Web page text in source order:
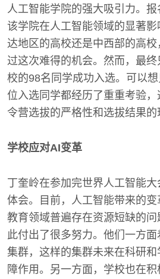
人工智能学院的强大吸引力。
该学院在人工智能领域的显著
达地区的高校还是中西部的高
过这次难得的机会。然而，最
校的98名同学成功入选。可以
位入选同学都经历了重重考验
令营选拔的严格性和选拔结果的
学校应对AI变革
丁奎岭在参加完世界人工智能
体会。目前，人工智能带来的
教育领域普遍存在资源短缺的
此付出了很多努力。他们一方
集群，这样的集群未来在科研
障作用。另一方面，学校也在